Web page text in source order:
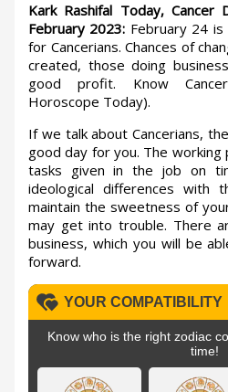
Kark Rashifal Today,
February 2023: February 24
for Cancerians. Chances of
created, those doing
good profit. Know
Horoscope Today).
If we talk about Cancerians,
good day for you. The
tasks given in the job on
ideological differences
maintain the sweetness of
may get into trouble. There
business, which you will be
forward.